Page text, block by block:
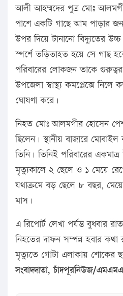
আলী আহম্মদের পুত্র মোঃ
পাশে একটি গাছে আম পাড়ার
উপর দিয়ে টানানো বিদ্যুতের
স্পর্শে তড়িতাহত হয়ে সে গাছ
পরিবারের লোকজন তাকে গুরুত্বর
উপজেলা স্বাস্থ্য কমপ্লেক্সে
ঘোষণা করে।
নিহত মোঃ আলমগীর হোসেন
ছিলেন। স্থানীয় বাজারে মোবাইল
তিনি। তিনিই পরিবারের একমাত্র
মৃত্যুকালে ২ ছেলে ও ১ মেয়ে
যথাক্রমে বড় ছেলে ৮ বছর,
মাস।
এ রিপোর্ট লেখা পর্যন্ত বুধবার
নিহতের দাফন সম্পন্ন হবার
মৃত্যুতে গোটা এলাকায় শোকের
সংবাদদাতা, চাঁদপুরনিউজ/